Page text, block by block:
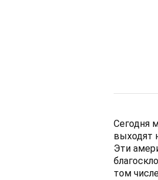
Сегодня
выходят
Эти
том